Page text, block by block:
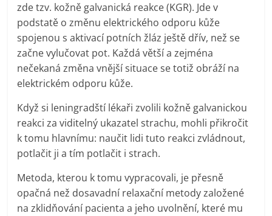
zde tzv. kožně galvanická reakce (KGR). Jde v
podstatě o změnu elektrického odporu kůže
spojenou s aktivací potních žláz ještě dřív, než se
začne vylučovat pot. Každá větší a zejména
nečekaná změna vnější situace se totiž obráží na
elektrickém odporu kůže.
Když si leningradští lékaři zvolili kožně galvanickou
reakci za viditelný ukazatel strachu, mohli přikročit
k tomu hlavnímu: naučit lidi tuto reakci zvládnout,
potlačit ji a tím potlačit i strach.
Metoda, kterou k tomu vypracovali, je přesně
opačná než dosavadní relaxační metody založené
na zklidňování pacienta a jeho uvolnění, které mu